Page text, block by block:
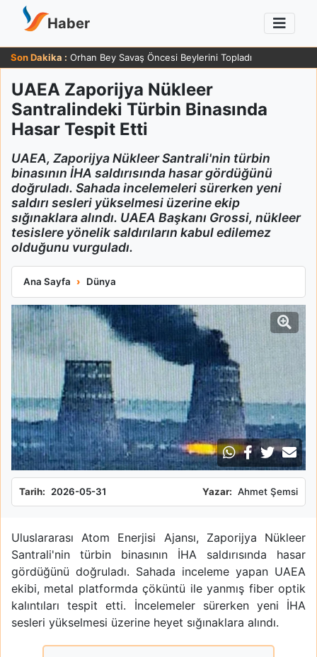
Haber
Son Dakika : Orhan Bey Savaş Öncesi Beylerini Topladı
UAEA Zaporijya Nükleer
Santralindeki Türbin Binasında
Hasar Tespit Etti
UAEA, Zaporijya Nükleer Santrali'nin türbin
binasının İHA saldırısında hasar gördüğünü
doğruladı. Sahada incelemeleri sürerken yeni
saldırı sesleri yükselmesi üzerine ekip
sığınaklara alındı. UAEA Başkanı Grossi, nükleer
tesislere yönelik saldırıların kabul edilemez
olduğunu vurguladı.
Ana Sayfa Dünya
UAEA Zaporijya Nükleer Santralindeki Türbin Binasında Hasar
Tarih: 2026-05-31 Yazar: Ahmet Şemsi
Uluslararası Atom Enerjisi Ajansı, Zaporijya Nükleer
Santrali'nin türbin binasının İHA saldırısında hasar
gördüğünü doğruladı. Sahada inceleme yapan UAEA
ekibi, metal platformda çöküntü ile yanmış fiber optik
kalıntıları tespit etti. İncelemeler sürerken yeni İHA
sesleri yükselmesi üzerine heyet sığınaklara alındı.